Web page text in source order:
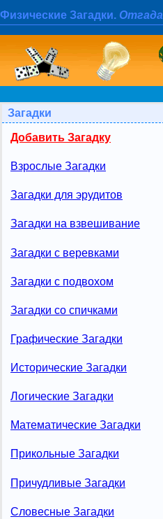
Физические Загадки.
Загадки
Добавить Загадку
Взрослые Загадки
Загадки для эрудитов
Загадки на взвешивание
Загадки с веревками
Загадки с подвохом
Загадки со спичками
Графические Загадки
Исторические Загадки
Логические Загадки
Математические Загадки
Прикольные Загадки
Причудливые Загадки
Словесные Загадки